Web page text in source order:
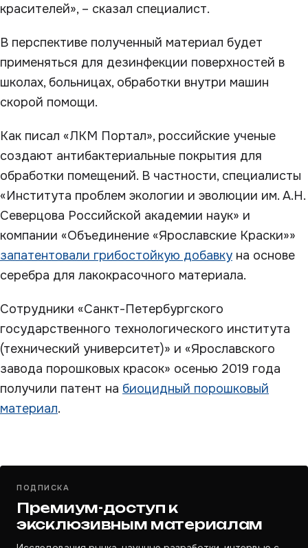
красителей», – сказал специалист.
В перспективе полученный материал будет
применяться для дезинфекции поверхностей в
школах, больницах, обработки внутри машин
скорой помощи.
Как писал «ЛКМ Портал», российские ученые
создают антибактериальные покрытия для
обработки помещений. В частности, специалисты
«Института проблем экологии и эволюции им. А.Н.
Северцова Российской академии наук» и
компании «Объединение «Ярославские Краски»»
запатентовали грибостойкую добавку на основе
серебра для лакокрасочного материала.
Сотрудники «Санкт-Петербургского
государственного технологического института
(технический университет)» и «Ярославского
завода порошковых красок» осенью 2019 года
получили патент на биоцидный порошковый
материал.
ПОДПИСКА
Премиум-доступ к
эксклюзивным материалам